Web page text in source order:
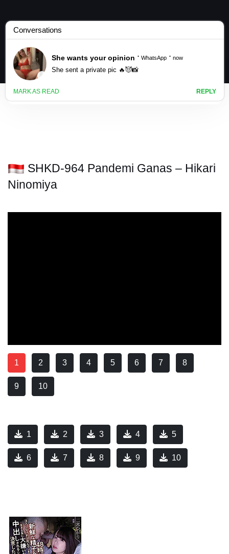
SHKD-964 Pandemi Ganas – Hikari
Ninomiya
1 2 3 4 5 6 7 8
9 10
1 2 3 4 5
6 7 8 9 10